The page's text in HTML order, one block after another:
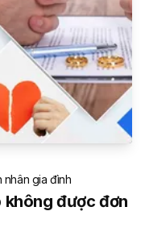
nhân gia đình
không được đơn